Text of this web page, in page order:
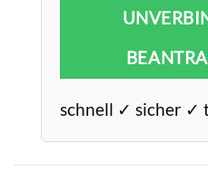
schnell ✓ sicher ✓